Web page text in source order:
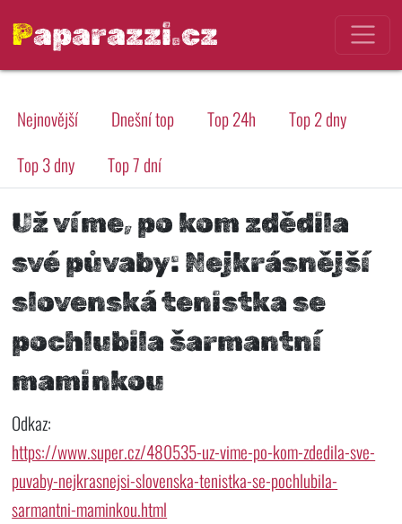
Paparazzi.cz
Nejnovější Dnešní top Top 24h
Top 2 dny
Top 3 dny
Top 7 dní
Už víme, po kom zdědila
své půvaby: Nejkrásnější
slovenská tenistka se
pochlubila šarmantní
maminkou
Odkaz:
https://www.super.cz/480535-uz-vime-po-kom-zdedila-sve-
puvaby-nejkrasnejsi-slovenska-tenistka-se-pochlubila-
sarmantni-maminkou.html